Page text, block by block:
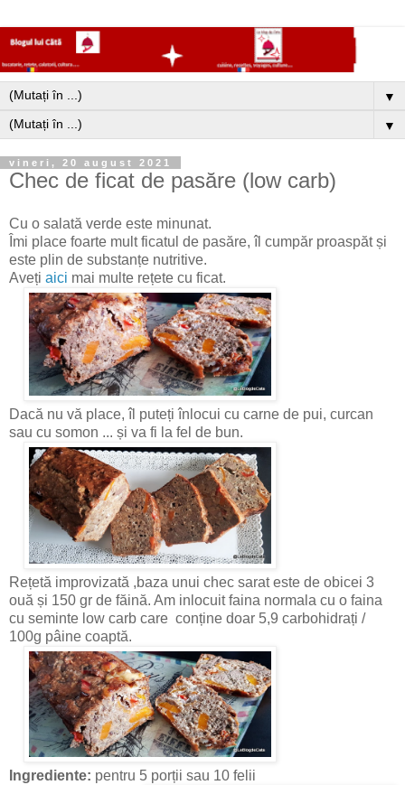
▼
▼
vineri, 20 august 2021
Chec de ficat de pasăre (low carb)
Cu o salată verde este minunat.
Îmi place foarte mult ficatul de pasăre, îl cumpăr proaspăt și
este plin de substanțe nutritive.
Aveți aici mai multe rețete cu ficat.
Dacă nu vă place, îl puteți înlocui cu carne de pui, curcan
sau cu somon ... și va fi la fel de bun.
Rețetă improvizată ,baza unui chec sarat este de obicei 3
ouă și 150 gr de făină. Am inlocuit faina normala cu o faina
cu seminte low carb care conține doar 5,9 carbohidrați /
100g pâine coaptă.
Ingrediente: pentru 5 porții sau 10 felii